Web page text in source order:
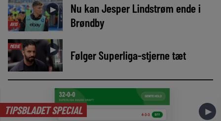
AVIS
►
Nu kan Jesper Lindstrøm ende i
Brøndby
MEDIE ► Følger Superliga-stjerne tæt
TIPSBLADET SPECIAL ►